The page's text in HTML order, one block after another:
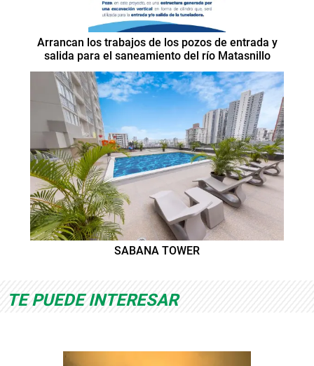
Arrancan los trabajos de los pozos de entrada y
salida para el saneamiento del río Matasnillo
SABANA TOWER
TE PUEDE INTERESAR